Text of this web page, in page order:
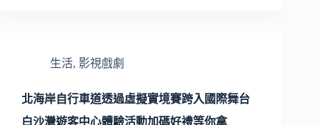
生活, 影視戲劇
北海岸自行車道透過虛擬實境賽跨入國際舞台
白沙灣遊客中心體驗活動加碼好禮等你拿